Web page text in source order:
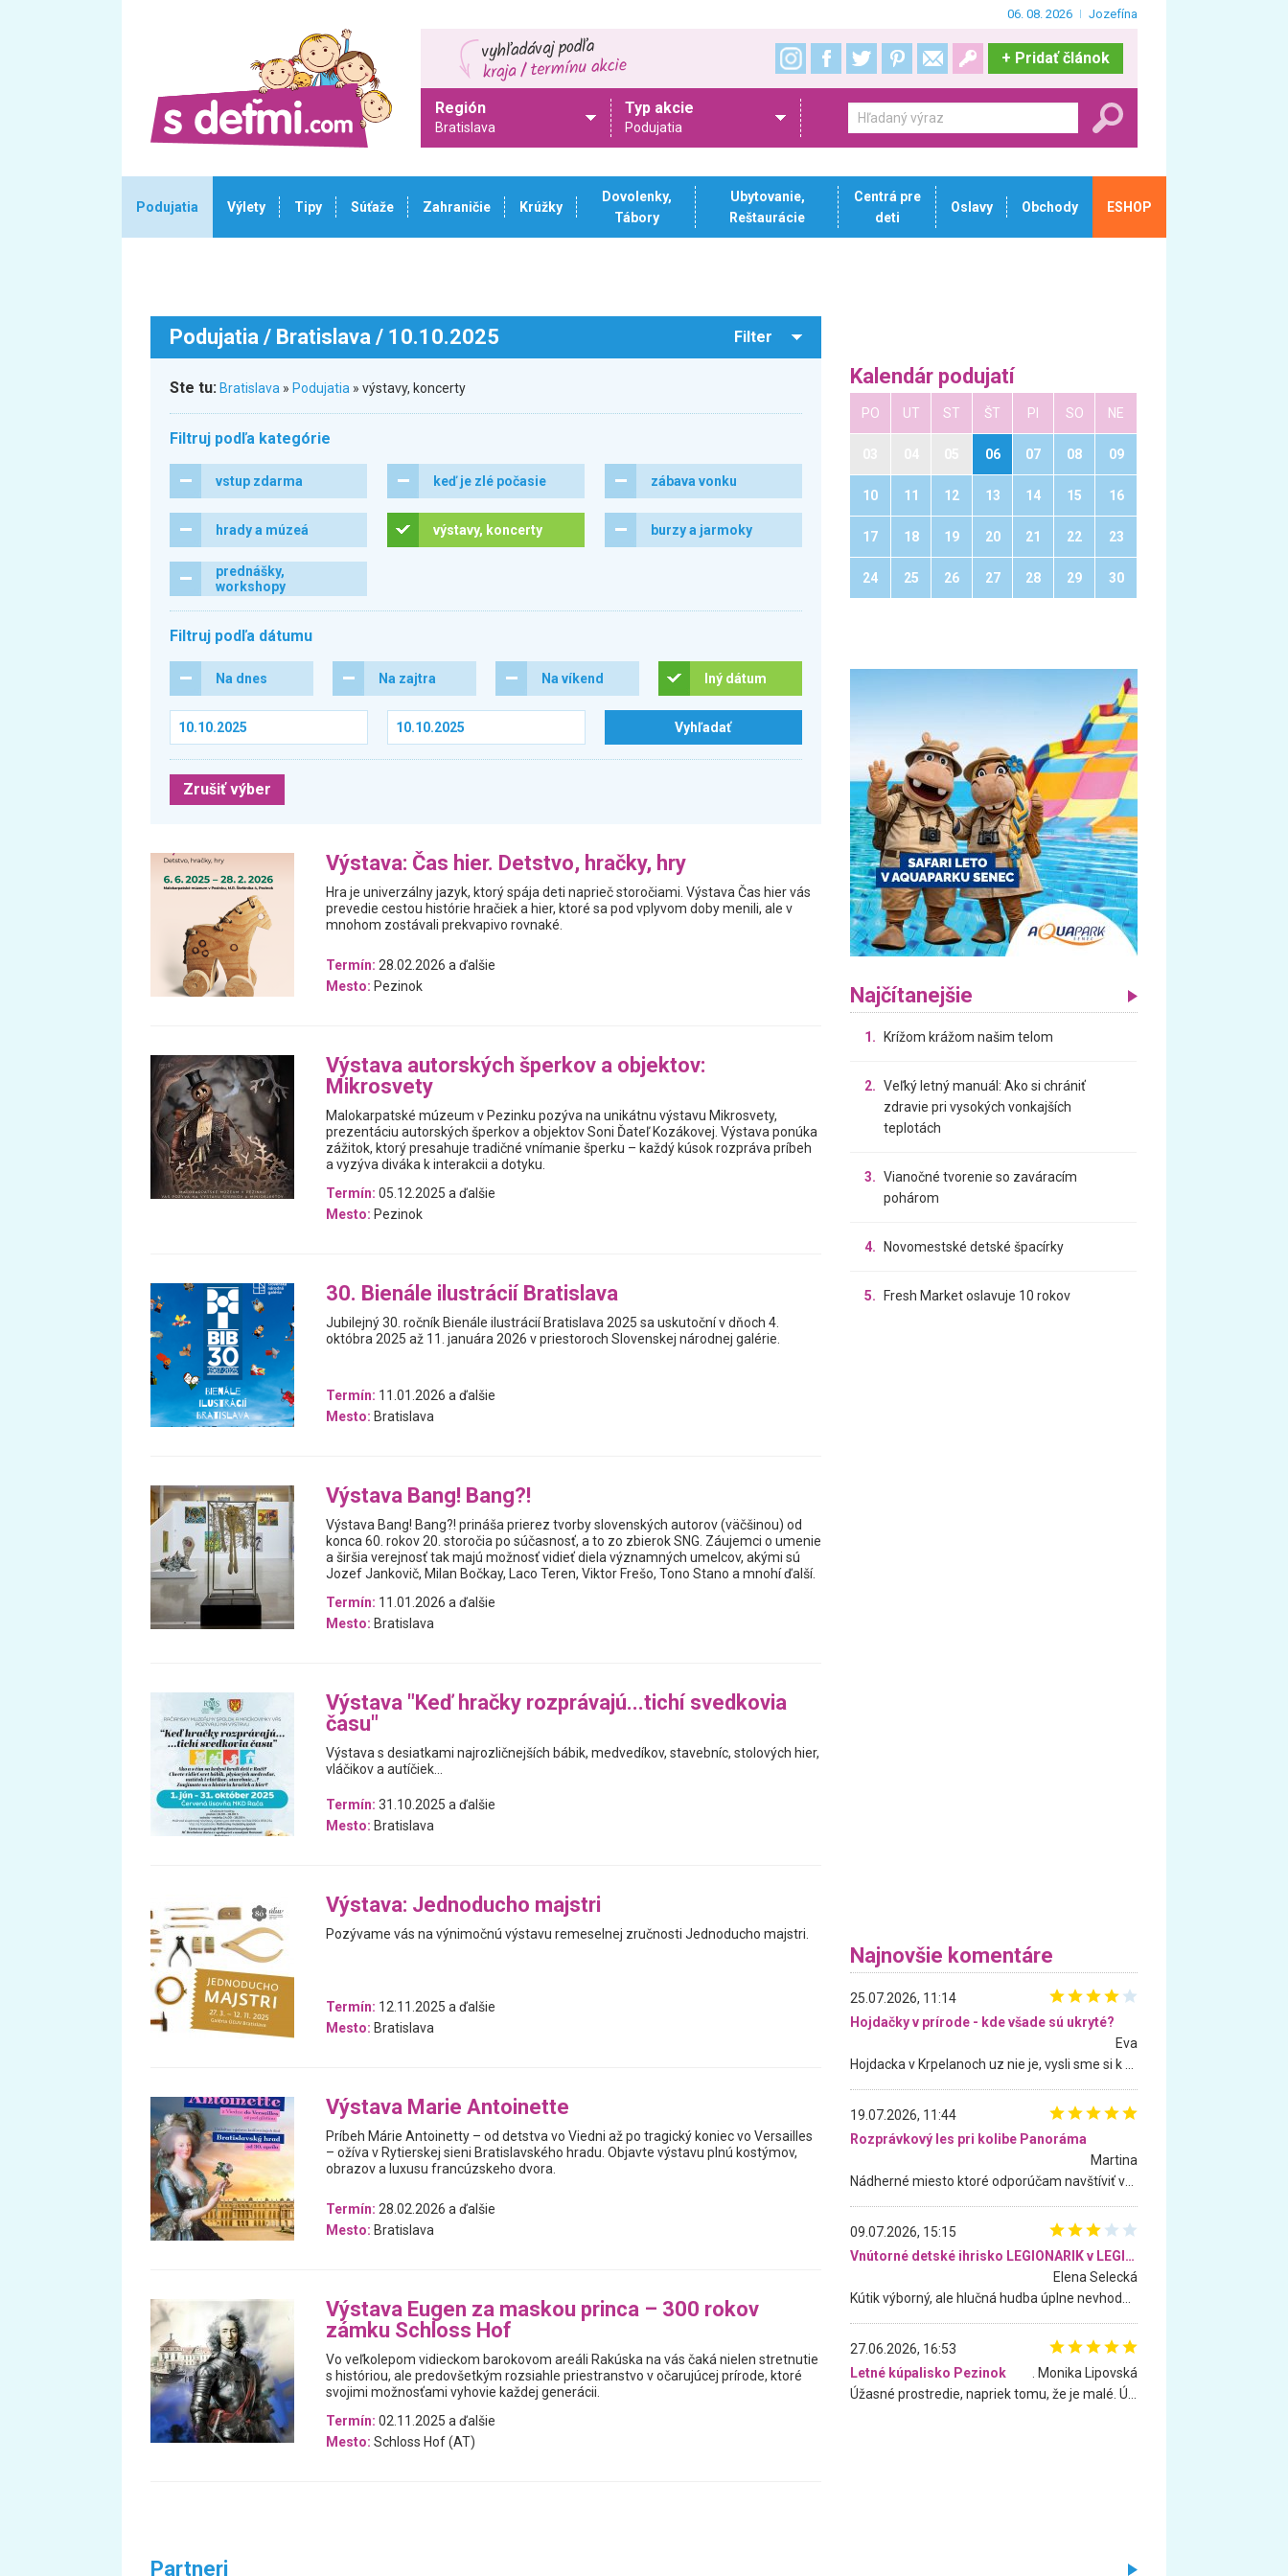
06. 08. 2026 Jozefína
+ Pridať článok
Región
Bratislava
Typ akcie
Podujatia
Podujatia Výlety Tipy Súťaže Zahraničie Krúžky
Dovolenky,
Tábory
Ubytovanie,
Reštaurácie
Centrá pre
deti
Oslavy Obchody ESHOP
Podujatia / Bratislava / 10.10.2025 Filter
Ste tu: Bratislava » Podujatia » výstavy, koncerty
Filtruj podľa kategórie
vstup zdarma keď je zlé počasie zábava vonku
hrady a múzeá výstavy, koncerty burzy a jarmoky
prednášky,
workshopy
Filtruj podľa dátumu
Na dnes Na zajtra Na víkend Iný dátum
Zrušiť výber
Výstava: Čas hier. Detstvo, hračky, hry
Hra je univerzálny jazyk, ktorý spája deti naprieč storočiami. Výstava Čas hier vás
prevedie cestou histórie hračiek a hier, ktoré sa pod vplyvom doby menili, ale v
mnohom zostávali prekvapivo rovnaké.
Termín: 28.02.2026 a ďalšie
Mesto: Pezinok
Výstava autorských šperkov a objektov:
Mikrosvety
Malokarpatské múzeum v Pezinku pozýva na unikátnu výstavu Mikrosvety,
prezentáciu autorských šperkov a objektov Soni Ďateľ Kozákovej. Výstava ponúka
zážitok, ktorý presahuje tradičné vnímanie šperku – každý kúsok rozpráva príbeh
a vyzýva diváka k interakcii a dotyku.
Termín: 05.12.2025 a ďalšie
Mesto: Pezinok
30. Bienále ilustrácií Bratislava
Jubilejný 30. ročník Bienále ilustrácií Bratislava 2025 sa uskutoční v dňoch 4.
októbra 2025 až 11. januára 2026 v priestoroch Slovenskej národnej galérie.
Termín: 11.01.2026 a ďalšie
Mesto: Bratislava
Výstava Bang! Bang?!
Výstava Bang! Bang?! prináša prierez tvorby slovenských autorov (väčšinou) od
konca 60. rokov 20. storočia po súčasnosť, a to zo zbierok SNG. Záujemci o umenie
a širšia verejnosť tak majú možnosť vidieť diela významných umelcov, akými sú
Jozef Jankovič, Milan Bočkay, Laco Teren, Viktor Frešo, Tono Stano a mnohí ďalší.
Termín: 11.01.2026 a ďalšie
Mesto: Bratislava
Výstava "Keď hračky rozprávajú...tichí svedkovia
času"
Výstava s desiatkami najrozličnejších bábik, medvedíkov, stavebníc, stolových hier,
vláčikov a autíčiek...
Termín: 31.10.2025 a ďalšie
Mesto: Bratislava
Výstava: Jednoducho majstri
Pozývame vás na výnimočnú výstavu remeselnej zručnosti Jednoducho majstri.
Termín: 12.11.2025 a ďalšie
Mesto: Bratislava
Výstava Marie Antoinette
Príbeh Márie Antoinetty – od detstva vo Viedni až po tragický koniec vo Versailles
– ožíva v Rytierskej sieni Bratislavského hradu. Objavte výstavu plnú kostýmov,
obrazov a luxusu francúzskeho dvora.
Termín: 28.02.2026 a ďalšie
Mesto: Bratislava
Výstava Eugen za maskou princa – 300 rokov
zámku Schloss Hof
Vo veľkolepom vidieckom barokovom areáli Rakúska na vás čaká nielen stretnutie
s históriou, ale predovšetkým rozsiahle priestranstvo v očarujúcej prírode, ktoré
svojimi možnosťami vyhovie každej generácii.
Termín: 02.11.2025 a ďalšie
Mesto: Schloss Hof (AT)
Kalendár podujatí
PO UT ST ŠT PI SO NE
06 07 08 09
10 11 12 13 14 15 16
17 18 19 20 21 22 23
24 25 26 27 28 29 30
Najčítanejšie
1. Krížom krážom našim telom
2. Veľký letný manuál: Ako si chrániť
zdravie pri vysokých vonkajších
teplotách
3. Vianočné tvorenie so zaváracím
pohárom
4. Novomestské detské špacírky
5. Fresh Market oslavuje 10 rokov
Najnovšie komentáre
25.07.2026, 11:14
Hojdačky v prírode - kde všade sú ukryté?
Eva
19.07.2026, 11:44
Rozprávkový les pri kolibe Panoráma
Martina
09.07.2026, 15:15
Vnútorné detské ihrisko LEGIONARIK v LEGIA Fitness
Elena Selecká
27.06.2026, 16:53
Letné kúpalisko Pezinok
. Monika Lipovská
Partneri